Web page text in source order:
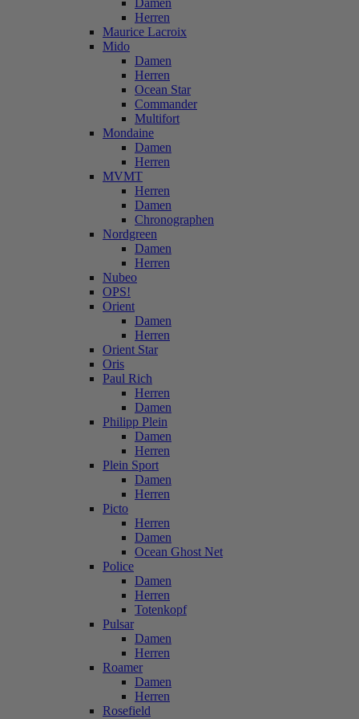
Damen
Herren
Maurice Lacroix
Mido
Damen
Herren
Ocean Star
Commander
Multifort
Mondaine
Damen
Herren
MVMT
Herren
Damen
Chronographen
Nordgreen
Damen
Herren
Nubeo
OPS!
Orient
Damen
Herren
Orient Star
Oris
Paul Rich
Herren
Damen
Philipp Plein
Damen
Herren
Plein Sport
Damen
Herren
Picto
Herren
Damen
Ocean Ghost Net
Police
Damen
Herren
Totenkopf
Pulsar
Damen
Herren
Roamer
Damen
Herren
Rosefield